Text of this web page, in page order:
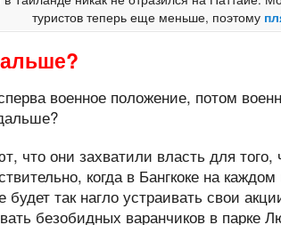
туристов теперь еще меньше, поэтому
военное положение, потом
что они захватили власть для
когда в Бангкоке на
будет так нагло устраивать свои
безобидных варанчиков в парке